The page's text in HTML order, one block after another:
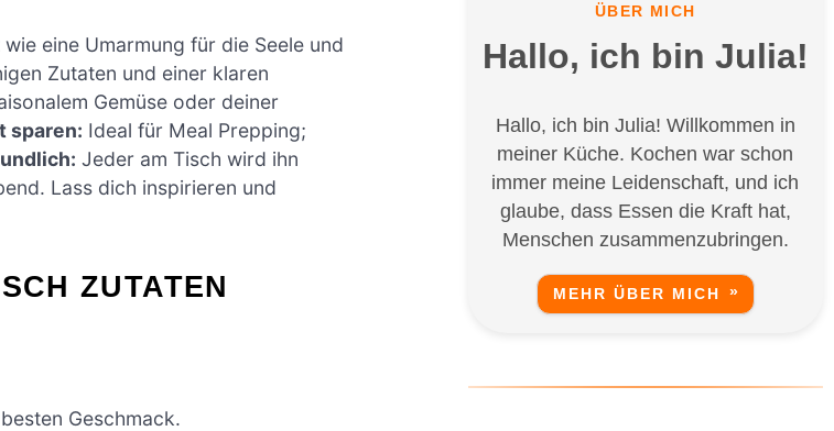
eine Umarmung für die Seele und
Zutaten und einer klaren
Gemüse oder deiner
sparen: Ideal für Meal Prepping;
Jeder am Tisch wird ihn
Lass dich inspirieren und
ZUTATEN
Geschmack.
ÜBER MICH
Hallo, ich bin Julia!
Hallo, ich bin Julia! Willkommen in
meiner Küche. Kochen war schon
immer meine Leidenschaft, und ich
glaube, dass Essen die Kraft hat,
Menschen zusammenzubringen.
MEHR ÜBER MICH